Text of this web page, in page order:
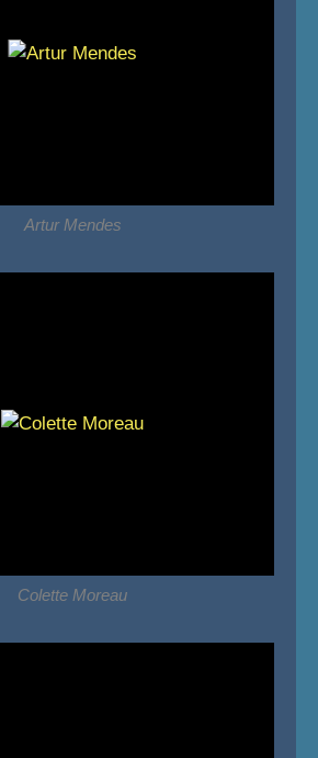
Artur Mendes
Colette Moreau